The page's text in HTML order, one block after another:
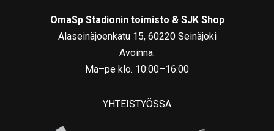
OmaSp Stadionin toimisto & SJK Shop
Alaseinäjoenkatu 15, 60220 Seinäjoki
Avoinna:
Ma–pe klo. 10:00–16:00
YHTEISTYÖSSÄ